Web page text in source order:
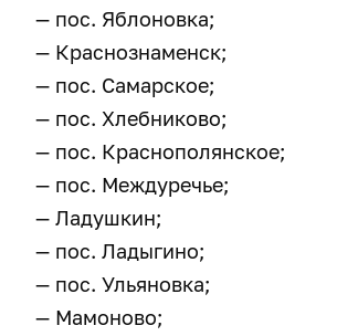
— пос. Яблоновка;
— Краснознаменск;
— пос. Самарское;
— пос. Хлебниково;
— пос. Краснополянское;
— пос. Междуречье;
— Ладушкин;
— пос. Ладыгино;
— пос. Ульяновка;
— Мамоново;